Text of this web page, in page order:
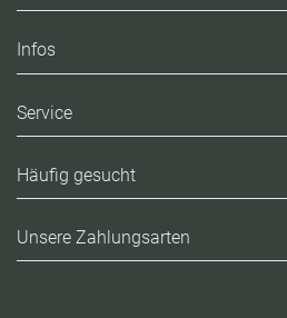
Infos
Service
Häufig gesucht
Unsere Zahlungsarten